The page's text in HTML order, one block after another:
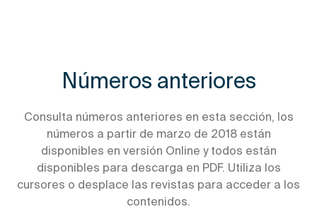
Números anteriores
Consulta números anteriores en esta sección, los
números a partir de marzo de 2018 están
disponibles en versión Online y todos están
disponibles para descarga en PDF. Utiliza los
cursores o desplace las revistas para acceder a los
contenidos.